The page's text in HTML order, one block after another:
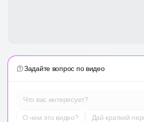
Задайте вопрос по видео
Что вас интересует?
О чем это видео?
Дай краткий